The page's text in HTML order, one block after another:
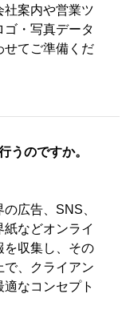
社案内や営業ツ
・写真データ
せてご準備くだ
うのですか。
の広告、SNS、
などオンライ
を収集し、その
で、クライアン
適なコンセプト